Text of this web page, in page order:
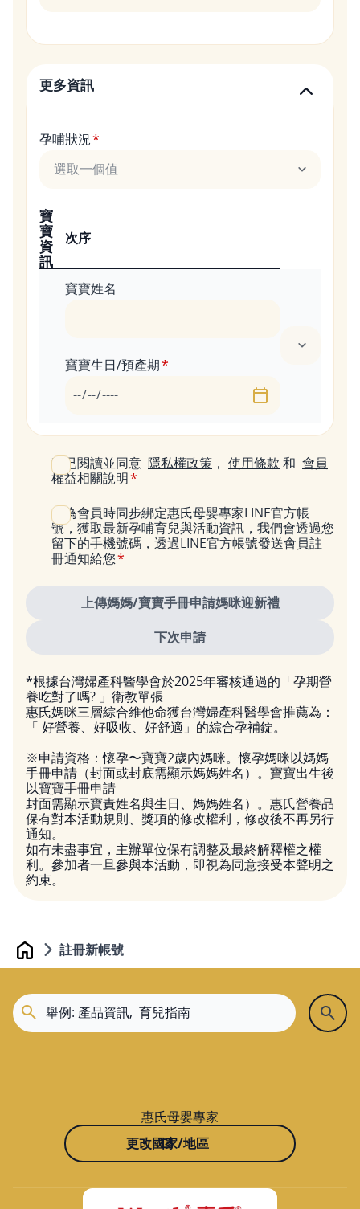
更多資訊
孕哺狀況
寶
寶
資
訊
次序
寶寶姓名
寶寶生日/預產期
我已閱讀並同意 隱私權政策 ， 使用條款 和 會員
權益相關說明
成為會員時同步綁定惠氏母嬰專家LINE官方帳
號，獲取最新孕哺育兒與活動資訊，我們會透過您
留下的手機號碼，透過LINE官方帳號發送會員註
冊通知給您
*根據台灣婦產科醫學會於2025年審核通過的「孕期營
養吃對了嗎? 」衛教單張
惠氏媽咪三層綜合維他命獲台灣婦產科醫學會推薦為：
「 好營養、好吸收、好舒適」的綜合孕補錠。
※申請資格：懷孕〜寶寶2歲內媽咪。懷孕媽咪以媽媽
手冊申請（封面或封底需顯示媽媽姓名）。寶寶出生後
以寶寶手冊申請
封面需顯示寶責姓名與生日、媽媽姓名）。惠氏營養品
保有對本活動規則、獎項的修改權利，修改後不再另行
通知。
如有未盡事宜，主辦單位保有調整及最終解釋權之權
利。參加者一旦參與本活動，即視為同意接受本聲明之
約束。
Home 註冊新帳號
惠氏母嬰專家
更改國家/地區